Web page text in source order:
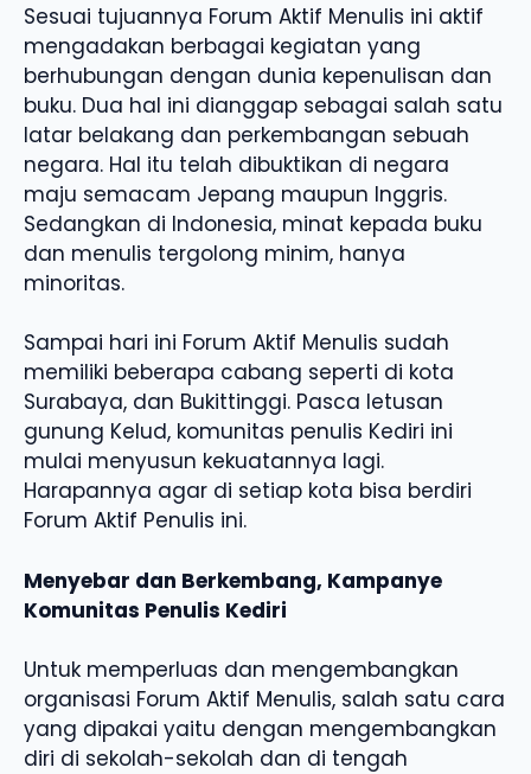
Sesuai tujuannya Forum Aktif Menulis ini aktif
mengadakan berbagai kegiatan yang
berhubungan dengan dunia kepenulisan dan
buku. Dua hal ini dianggap sebagai salah satu
latar belakang dan perkembangan sebuah
negara. Hal itu telah dibuktikan di negara
maju semacam Jepang maupun Inggris.
Sedangkan di Indonesia, minat kepada buku
dan menulis tergolong minim, hanya
minoritas.
Sampai hari ini Forum Aktif Menulis sudah
memiliki beberapa cabang seperti di kota
Surabaya, dan Bukittinggi. Pasca letusan
gunung Kelud, komunitas penulis Kediri ini
mulai menyusun kekuatannya lagi.
Harapannya agar di setiap kota bisa berdiri
Forum Aktif Penulis ini.
Menyebar dan Berkembang, Kampanye
Komunitas Penulis Kediri
Untuk memperluas dan mengembangkan
organisasi Forum Aktif Menulis, salah satu cara
yang dipakai yaitu dengan mengembangkan
diri di sekolah-sekolah dan di tengah